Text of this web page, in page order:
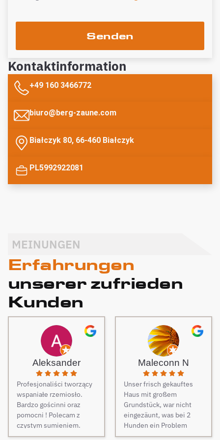
Senden
Kontaktinformation
+49 160 3466772
biuro@berg-zaune.com
Białczyk 80, 66-460 Białczyk
PL5992922081
Erfahrungen
unserer zufrieden
Kunden
MEINUNGEN
Aleksander
Profesjonaliści tworzący
wspaniałe rzemiosło.
Bardzo gościnni oraz
pomocni ! Polecam z
czystym sumieniem.
Maleconn N
Unser frisch gekauftes
Haus mit großem
Grundstück, war nicht
eingezäunt, was bei 2
Hunden ein Problem
darstellt. Daher musste